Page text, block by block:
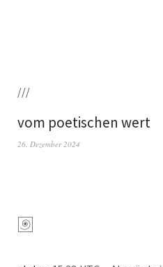
///
vom poetischen wert
26. Dezember 2024